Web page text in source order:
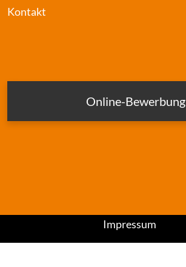
Kontakt
Online-Bewerbung
Impressum